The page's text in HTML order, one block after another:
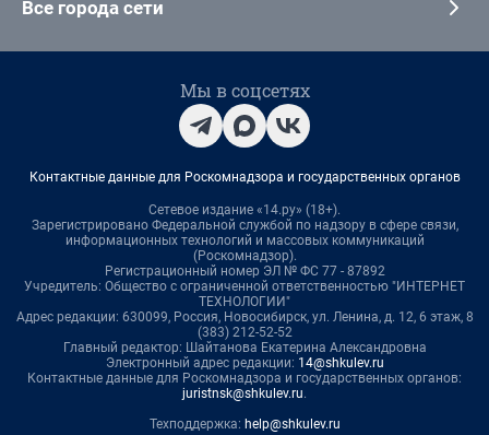
Все города сети
Мы в соцсетях
Контактные данные для Роскомнадзора и государственных органов
Сетевое издание «14.ру» (18+).
Зарегистрировано Федеральной службой по надзору в сфере связи,
информационных технологий и массовых коммуникаций
(Роскомнадзор).
Регистрационный номер ЭЛ № ФС 77 - 87892
Учредитель: Общество с ограниченной ответственностью "ИНТЕРНЕТ
ТЕХНОЛОГИИ"
Адрес редакции: 630099, Россия, Новосибирск, ул. Ленина, д. 12, 6 этаж, 8
(383) 212-52-52
Главный редактор: Шайтанова Екатерина Александровна
Электронный адрес редакции: 14@shkulev.ru
Контактные данные для Роскомнадзора и государственных органов:
juristnsk@shkulev.ru.
Техподдержка: help@shkulev.ru